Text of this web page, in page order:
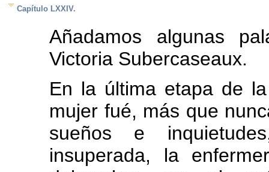
Capítulo LXXIV.
Añadamos algunas
Victoria Subercaseaux.
En la última etapa de
mujer fué, más que
sueños e
insuperada, la